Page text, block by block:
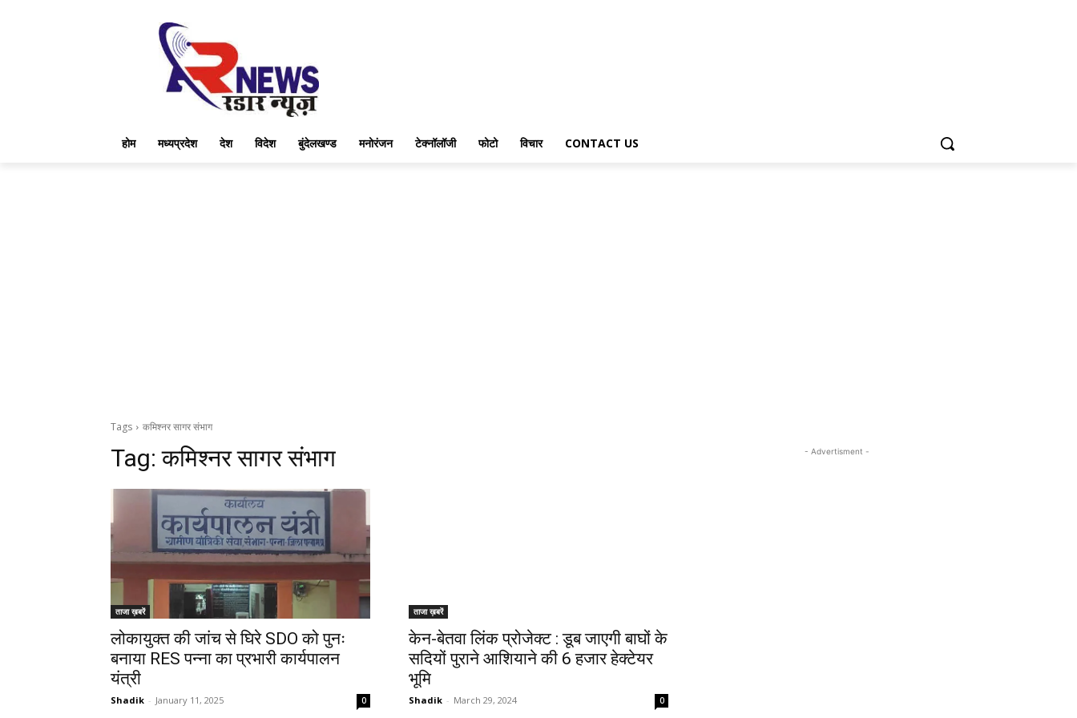
होम मध्यप्रदेश देश विदेश बुंदेलखण्ड मनोरंजन टेक्नॉलॉजी फोटो विचार CONTACT US
Tags कमिश्नर सागर संभाग
Tag:कमिश्नर सागर संभाग
ताजा ख़बरें
लोकायुक्त की जांच से घिरे SDO को पुनः
बनाया RES पन्ना का प्रभारी कार्यपालन
यंत्री
Shadik - January 11, 2025 0
ताजा ख़बरें
केन-बेतवा लिंक प्रोजेक्ट : डूब जाएगी बाघों के
सदियों पुराने आशियाने की 6 हजार हेक्टेयर
भूमि
Shadik - March 29, 2024 0
- Advertisment -